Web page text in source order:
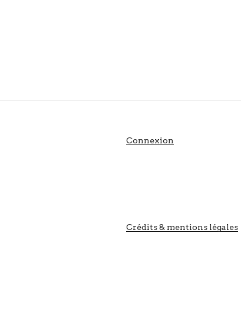
Connexion
Crédits & mentions légales